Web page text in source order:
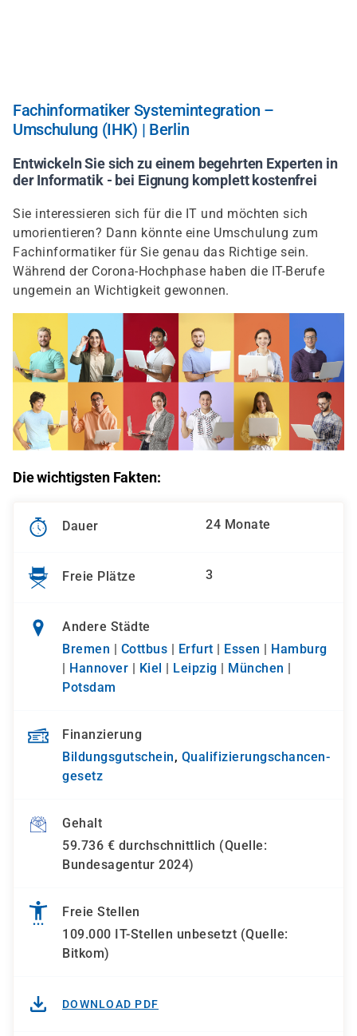
Fachinformatiker Systemintegration –
Umschulung (IHK) | Berlin
Entwickeln Sie sich zu einem begehrten Experten in
der Informatik - bei Eignung komplett kostenfrei
Sie interessieren sich für die IT und möchten sich
umorientieren? Dann könnte eine Umschulung zum
Fachinformatiker für Sie genau das Richtige sein.
Während der Corona-Hochphase haben die IT-Berufe
ungemein an Wichtigkeit gewonnen.
Die wichtigsten Fakten:
Dauer 24 Monate
Freie Plätze 3
Andere Städte
Bremen | Cottbus | Erfurt | Essen | Hamburg
| Hannover | Kiel | Leipzig | München |
Potsdam
Finanzierung
Bildungsgutschein, Qualifizierungs­chancen­
gesetz
Gehalt
59.736 € durchschnittlich (Quelle:
Bundesagentur 2024)
Freie Stellen
109.000 IT-Stellen unbesetzt (Quelle:
Bitkom)
DOWNLOAD PDF